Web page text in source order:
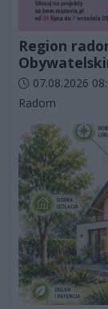
Region
Data dodania
07.08.2026
Kategorie artykułu:
Radom